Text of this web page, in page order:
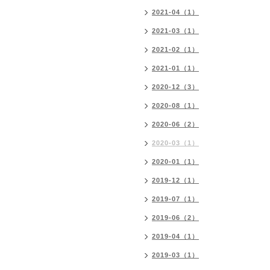
2021-04（1）
2021-03（1）
2021-02（1）
2021-01（1）
2020-12（3）
2020-08（1）
2020-06（2）
2020-03（1）
2020-01（1）
2019-12（1）
2019-07（1）
2019-06（2）
2019-04（1）
2019-03（1）